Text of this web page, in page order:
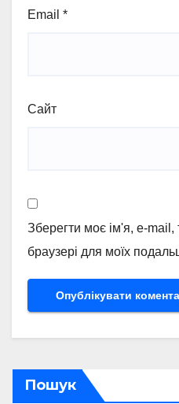
Email *
Сайт
Зберегти моє ім'я, e-
браузері для моїх
Пошук